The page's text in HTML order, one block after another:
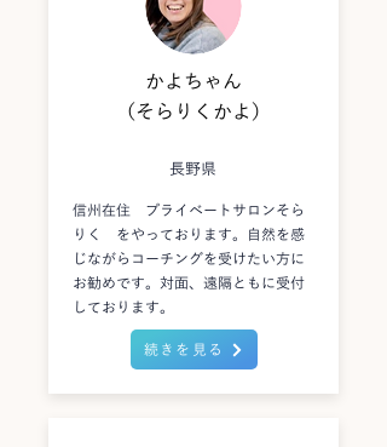
かよちゃん
（そらりくかよ）
長野県
信州在住 プライベートサロンそら
りく をやっております。自然を感
じながらコーチングを受けたい方に
お勧めです。対面、遠隔ともに受付
しております。
続きを見る